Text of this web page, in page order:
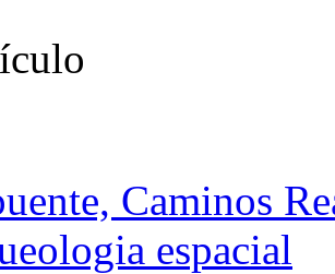
Caminos
espacial